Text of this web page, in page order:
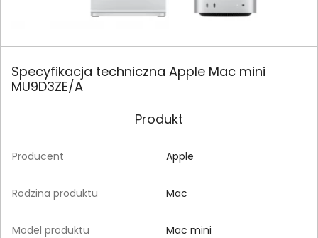
Specyfikacja techniczna Apple Mac mini
MU9D3ZE/A
Produkt
Producent Apple
Rodzina produktu Mac
Model produktu Mac mini